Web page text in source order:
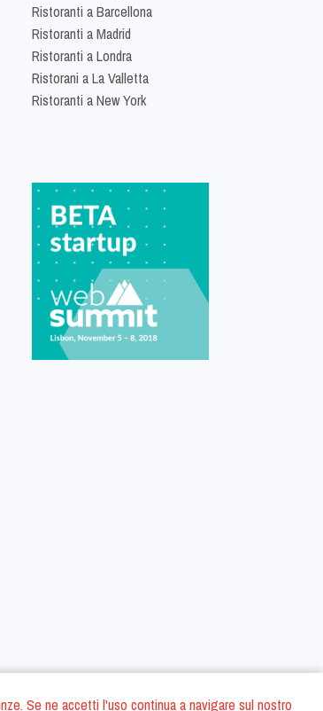
Se ne accetti l'uso continua a navigare sul nostro
Ristoranti a Barcellona
Ristoranti a Madrid
Ristoranti a Londra
Ristorani a La Valletta
Ristoranti a New York